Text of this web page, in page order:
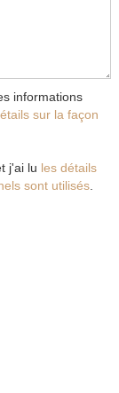
informations
sur la façon
j'ai lu les détails
sont utilisés.